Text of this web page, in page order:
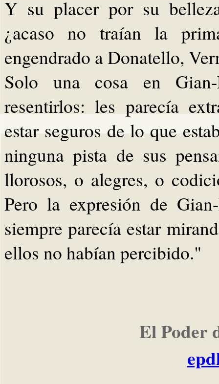
Y su placer por su
¿acaso no traían la
engendrado a Donatello,
Solo una cosa en
resentirlos: les parecía
estar seguros de lo que
ninguna pista de sus
llorosos, o alegres, o
Pero la expresión de
siempre parecía estar
ellos no habían percibido."
El Poder